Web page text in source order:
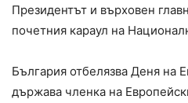
Президентът и върховен
почетния караул на
България отбелязва Деня на
държава членка на